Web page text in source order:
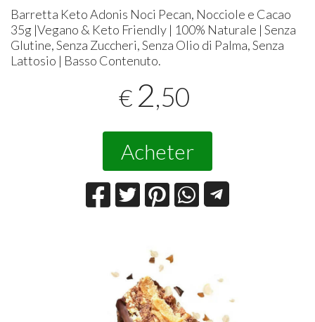
Barretta Keto Adonis Noci Pecan, Nocciole e Cacao
35g |Vegano & Keto Friendly | 100% Naturale | Senza
Glutine, Senza Zuccheri, Senza Olio di Palma, Senza
Lattosio | Basso Contenuto.
€ 2,50
Acheter